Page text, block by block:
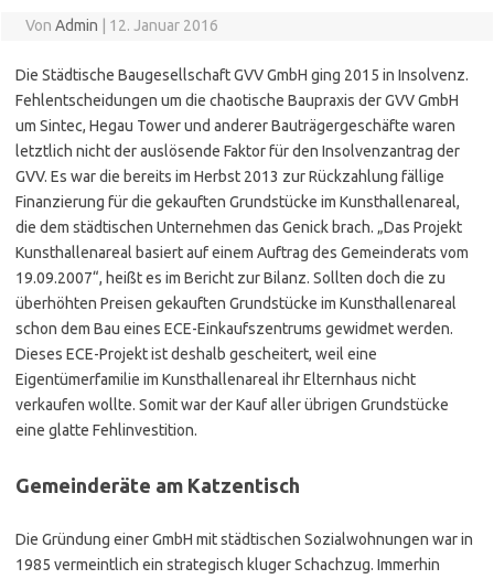
Von Admin 12. Januar 2016
Die Städtische Baugesellschaft GVV GmbH ging 2015 in Insolvenz.
Fehlentscheidungen um die chaotische Baupraxis der GVV GmbH
um Sintec, Hegau Tower und anderer Bauträgergeschäfte waren
letztlich nicht der auslösende Faktor für den Insolvenzantrag der
GVV. Es war die bereits im Herbst 2013 zur Rückzahlung fällige
Finanzierung für die gekauften Grundstücke im Kunsthallenareal,
die dem städtischen Unternehmen das Genick brach. „Das Projekt
Kunsthallenareal basiert auf einem Auftrag des Gemeinderats vom
19.09.2007“, heißt es im Bericht zur Bilanz. Sollten doch die zu
überhöhten Preisen gekauften Grundstücke im Kunsthallenareal
schon dem Bau eines ECE-Einkaufszentrums gewidmet werden.
Dieses ECE-Projekt ist deshalb gescheitert, weil eine
Eigentümerfamilie im Kunsthallenareal ihr Elternhaus nicht
verkaufen wollte. Somit war der Kauf aller übrigen Grundstücke
eine glatte Fehlinvestition.
Gemeinderäte am Katzentisch
Die Gründung einer GmbH mit städtischen Sozialwohnungen war in
1985 vermeintlich ein strategisch kluger Schachzug. Immerhin